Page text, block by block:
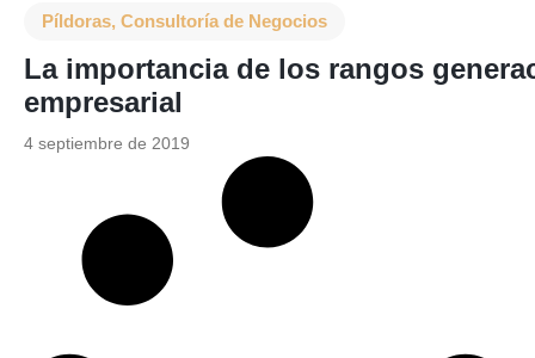
Píldoras, Consultoría de Negocios
La importancia de los rangos
empresarial
4 septiembre de 2019